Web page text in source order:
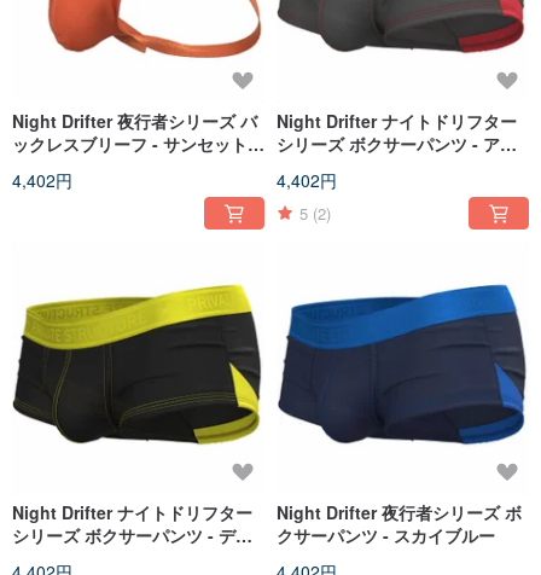
Night Drifter 夜行者シリーズ バ
ックレスブリーフ - サンセットウ
4,402円
Night Drifter ナイトドリフター
シリーズ ボクサーパンツ - アー
4,402円
5 (2)
Night Drifter ナイトドリフター
シリーズ ボクサーパンツ - ディ
Night Drifter 夜行者シリーズ ボ
クサーパンツ - スカイブルー